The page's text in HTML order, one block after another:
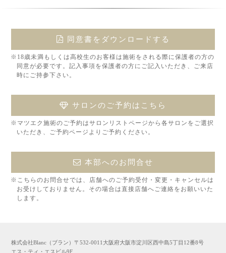
同意書をダウンロードする
※18歳未満もしくは高校生のお客様は施術をされる際に保護者の方の
同意が必要です。記入事項を保護者の方にご記入いただき、ご来店
時にご持参下さい。
サロンのご予約はこちら
※マツエク施術のご予約はサロンリストページから各サロンをご選択
いただき、ご予約ページよりご予約ください。
本部へのお問合せ
※こちらのお問合せでは、店舗へのご予約受付・変更・キャンセルは
お受けしておりません。その場合は直接店舗へご連絡をお願いいた
します。
株式会社Blanc（ブラン）〒532-0011大阪府大阪市淀川区西中島5丁目12番8号
エス・ティ・エスビル9F